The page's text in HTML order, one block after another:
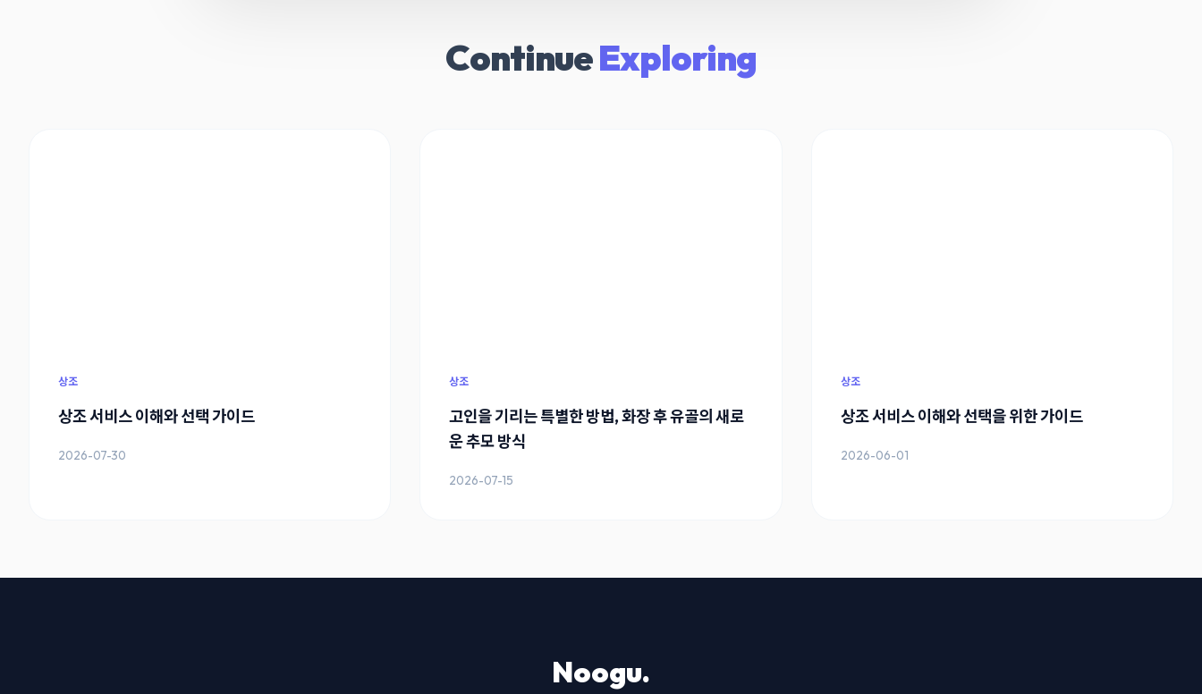
ContinueExploring
상조
상조 서비스 이해와 선택 가이드
2026-07-30
상조
고인을 기리는 특별한 방법, 화장 후 유골의 새로
운 추모 방식
2026-07-15
상조
상조 서비스 이해와 선택을 위한 가이드
2026-06-01
Noogu.